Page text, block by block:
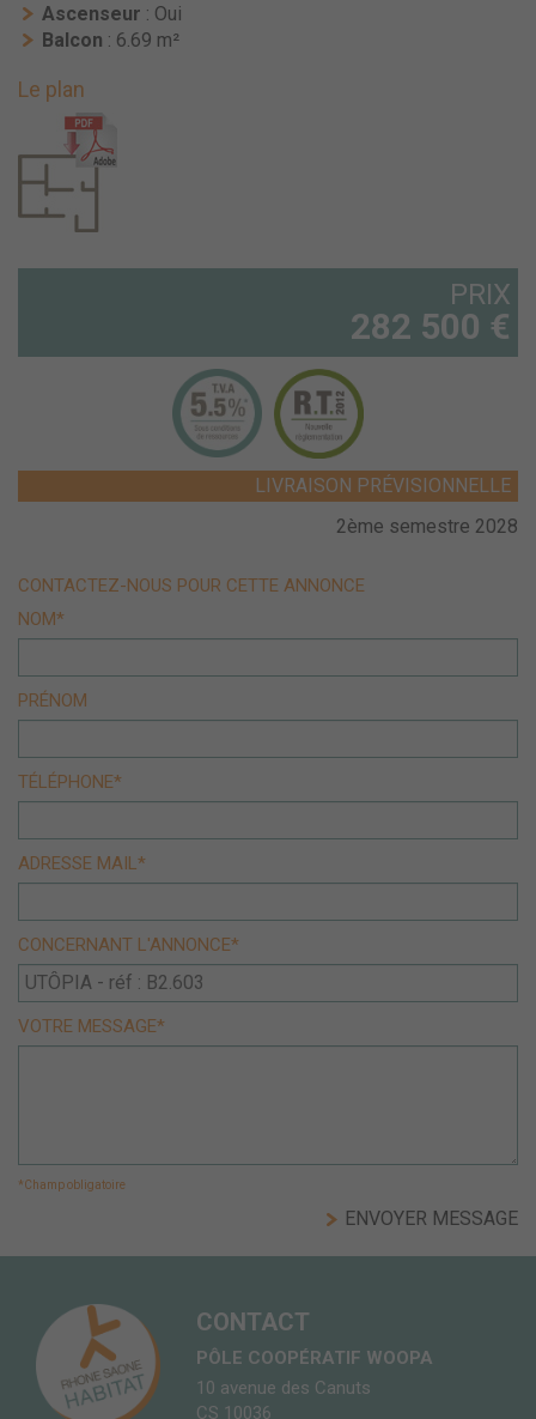
Ascenseur : Oui
Balcon : 6.69 m²
Le plan
PRIX
282 500 €
LIVRAISON PRÉVISIONNELLE
2ème semestre 2028
CONTACTEZ-NOUS POUR CETTE ANNONCE
NOM*
PRÉNOM
TÉLÉPHONE*
ADRESSE MAIL*
CONCERNANT L'ANNONCE*
VOTRE MESSAGE*
*Champ obligatoire
CONTACT
PÔLE COOPÉRATIF WOOPA
10 avenue des Canuts
CS 10036